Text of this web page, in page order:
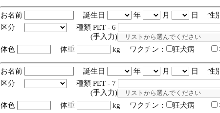
お名前 誕生日 年 月
日 性別
区分
種類 PET - 6
(手入力)
体色
体重 kg ワクチン： 狂犬病
お名前 誕生日 年 月
日 性別
区分
種類 PET - 7
(手入力)
体色
体重 kg ワクチン： 狂犬病